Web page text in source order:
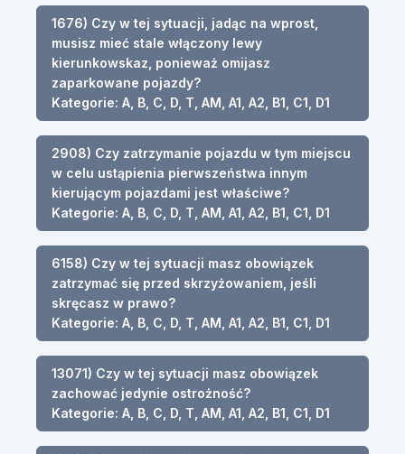
1676) Czy w tej sytuacji, jadąc na wprost,
musisz mieć stale włączony lewy
kierunkowskaz, ponieważ omijasz
zaparkowane pojazdy?
Kategorie: A, B, C, D, T, AM, A1, A2, B1, C1, D1
2908) Czy zatrzymanie pojazdu w tym miejscu
w celu ustąpienia pierwszeństwa innym
kierującym pojazdami jest właściwe?
Kategorie: A, B, C, D, T, AM, A1, A2, B1, C1, D1
6158) Czy w tej sytuacji masz obowiązek
zatrzymać się przed skrzyżowaniem, jeśli
skręcasz w prawo?
Kategorie: A, B, C, D, T, AM, A1, A2, B1, C1, D1
13071) Czy w tej sytuacji masz obowiązek
zachować jedynie ostrożność?
Kategorie: A, B, C, D, T, AM, A1, A2, B1, C1, D1